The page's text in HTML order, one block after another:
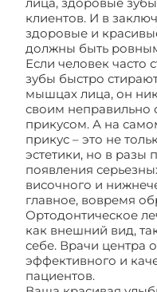
клиентов. И в
здоровые и
должны быть
Если человек часто
зубы быстро
мышцах лица, он
своим
прикусом. А на
прикус – это не
эстетики, но в разы
появления
височного и
главное, вовремя
Ортодонтическое
как внешний вид,
себе. Врачи центра
эффективного и
пациентов.